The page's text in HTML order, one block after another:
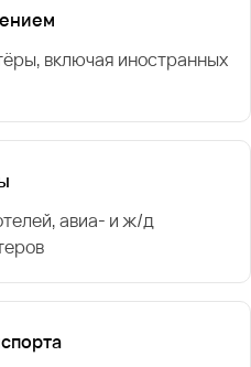
включая иностранных
авиа- и ж/д